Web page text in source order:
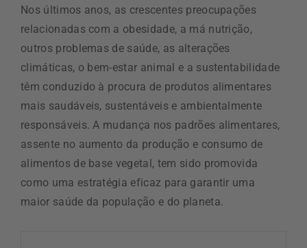
Nos últimos anos, as crescentes preocupações
relacionadas com a obesidade, a má nutrição,
outros problemas de saúde, as alterações
climáticas, o bem-estar animal e a sustentabilidade
têm conduzido à procura de produtos alimentares
mais saudáveis, sustentáveis e ambientalmente
responsáveis. A mudança nos padrões alimentares,
assente no aumento da produção e consumo de
alimentos de base vegetal, tem sido promovida
como uma estratégia eficaz para garantir uma
maior saúde da população e do planeta.